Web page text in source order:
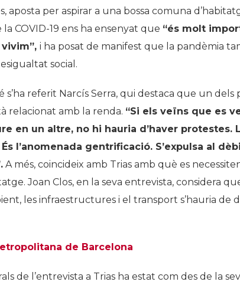
aposta per aspirar a una bossa comuna
COVID-19 ens ha ensenyat que “és molt
i ha posat de manifest que la pandèmia
social.
referit Narcís Serra, qui destaca que un dels
relacionat amb la renda. “Si els veïns que es
en un altre, no hi hauria d’haver protestes.
l’anomenada gentrificació. S’expulsa al
A més, coincideix amb Trias amb què es
Joan Clos, en la seva entrevista, considera
les infraestructures i el transport s’hauria de
de Barcelona
de l’entrevista a Trias ha estat com des de la